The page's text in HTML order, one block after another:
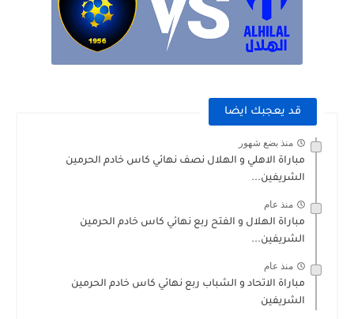
قد يعجبك ايضا
منذ بضع شهور
مباراة الاهلي و الهلال نصف نهائي كاس خادم الحرمين
الشريفين...
منذ عام
مباراة الهلال و الفتح ربع نهائي كاس خادم الحرمين
الشريفين...
منذ عام
مباراة الاتحاد و الشباب ربع نهائي كاس خادم الحرمين
الشريفين